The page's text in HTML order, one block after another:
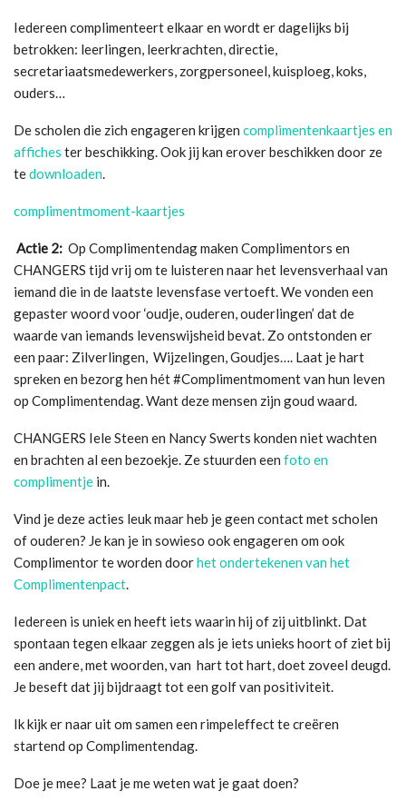
Iedereen complimenteert elkaar en wordt er dagelijks bij
betrokken: leerlingen, leerkrachten, directie,
secretariaatsmedewerkers, zorgpersoneel, kuisploeg, koks,
ouders…
De scholen die zich engageren krijgen complimentenkaartjes en
affiches ter beschikking. Ook jij kan erover beschikken door ze
tedownloaden.
complimentmoment-kaartjes
Actie 2: Op Complimentendag maken Complimentors en
CHANGERS tijd vrij om te luisteren naar het levensverhaal van
iemand die in de laatste levensfase vertoeft. We vonden een
gepaster woord voor ‘oudje, ouderen, ouderlingen’ dat de
waarde van iemands levenswijsheid bevat. Zo ontstonden er
een paar: Zilverlingen, Wijzelingen, Goudjes…. Laat je hart
spreken en bezorg hen hét #Complimentmoment van hun leven
op Complimentendag. Want deze mensen zijn goud waard.
CHANGERS Iele Steen en Nancy Swerts konden niet wachten
en brachten al een bezoekje. Ze stuurden een foto en
complimentje in.
Vind je deze acties leuk maar heb je geen contact met scholen
of ouderen? Je kan je in sowieso ook engageren om ook
Complimentor te worden doorhet ondertekenen van het
Complimentenpact.
Iedereen is uniek en heeft iets waarin hij of zij uitblinkt. Dat
spontaan tegen elkaar zeggen als je iets unieks hoort of ziet bij
een andere, met woorden, van hart tot hart, doet zoveel deugd.
Je beseft dat jij bijdraagt tot een golf van positiviteit.
Ik kijk er naar uit om samen een rimpeleffect te creëren
startend op Complimentendag.
Doe je mee? Laat je me weten wat je gaat doen?